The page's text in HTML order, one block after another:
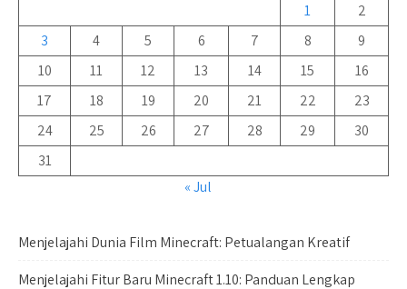
1
2
3
4 5 6 7 8
9
10
11 12 13 14 15
16
17
18 19 20 21 22
23
24
25 26 27 28 29
30
31
« Jul
Menjelajahi Dunia Film Minecraft: Petualangan Kreatif
Menjelajahi Fitur Baru Minecraft 1.10: Panduan Lengkap